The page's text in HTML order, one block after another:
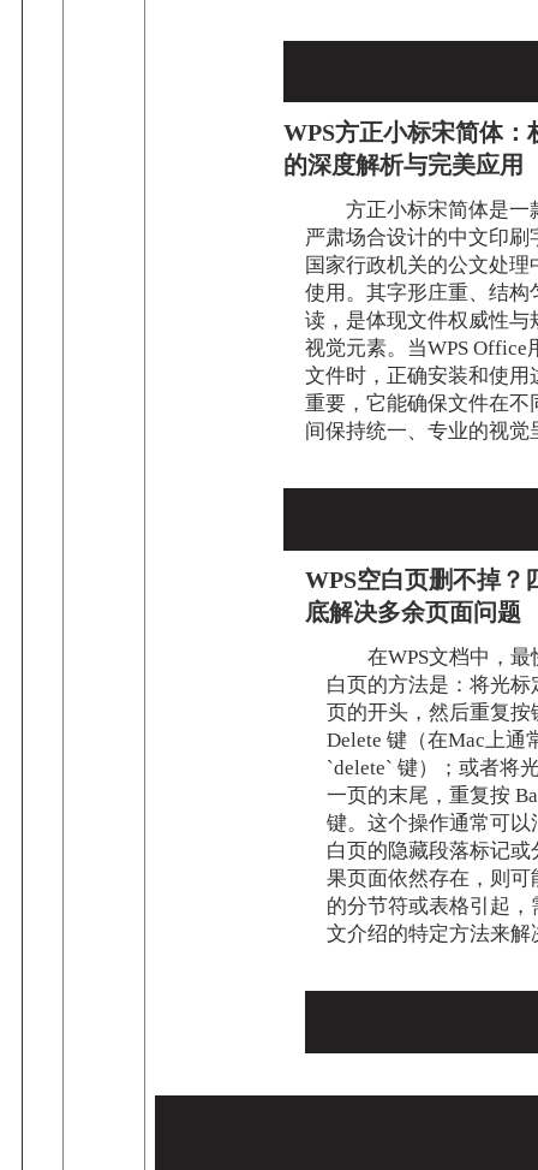
WPS方正小标宋简体：
的深度解析与完美应用
方正小标宋简体是一
严肃场合设计的中文印刷
国家行政机关的公文处理
使用。其字形庄重、结构
读，是体现文件权威性与
视觉元素。当WPS Office
文件时，正确安装和使用
重要，它能确保文件在不
间保持统一、专业的视觉
WPS空白页删不掉？
底解决多余页面问题
在WPS文档中，
白页的方法是：将光标
页的开头，然后重复按
Delete 键（在Mac上通
`delete` 键）；或者将
一页的末尾，重复按
键。这个操作通常可以
白页的隐藏段落标记或
果页面依然存在，则可
的分节符或表格引起，
文介绍的特定方法来解